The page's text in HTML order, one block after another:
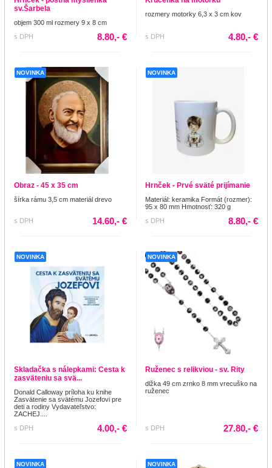
sv.Šarbela
objem 300 ml rozmery 9 x 8 cm
s DPH
8.80,- €
rozmery motorky 6,3 x 3 cm kov
s DPH 4.80,- €
NOVINKA
Obraz - 45 x 35 cm
šírka rámu 3,5 cm materiál drevo
s DPH 14.60,- €
NOVINKA
Hrnček - Prvé sväté prijímanie
Materiál: keramika Formát (rozmer):
95 x 80 mm Hmotnosť: 320 g
s DPH
8.80,- €
NOVINKA
Skladačka s nálepkami: Cesta k
zasväteniu sa svä...
Donald Calloway príloha ku knihe
Zasvätenie sa svätému Jozefovi pre
deti a rodiny Vydavateľstvo:
ZACHEJ....
s DPH
4.00,- €
NOVINKA
Ruženec s relikviou - sv. Rity
dlžka 49 cm zrnko 8 mm vrecuško na
ruženec
s DPH 27.80,- €
NOVINKA NOVINKA